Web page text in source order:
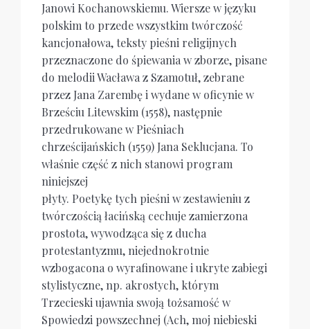
Janowi Kochanowskiemu. Wiersze w języku
polskim to przede wszystkim twórczość
kancjonałowa, teksty pieśni religijnych
przeznaczone do śpiewania w zborze, pisane
do melodii Wacława z Szamotuł, zebrane
przez Jana Zarembę i wydane w oficynie w
Brześciu Litewskim (1558), następnie
przedrukowane w Pieśniach
chrześcijańskich (1559) Jana Seklucjana. To
właśnie część z nich stanowi program
niniejszej
płyty. Poetykę tych pieśni w zestawieniu z
twórczością łacińską cechuje zamierzona
prostota, wywodząca się z ducha
protestantyzmu, niejednokrotnie
wzbogacona o wyrafinowane i ukryte zabiegi
stylistyczne, np. akrostych, którym
Trzecieski ujawnia swoją tożsamość w
Spowiedzi powszechnej (Ach, moj niebieski